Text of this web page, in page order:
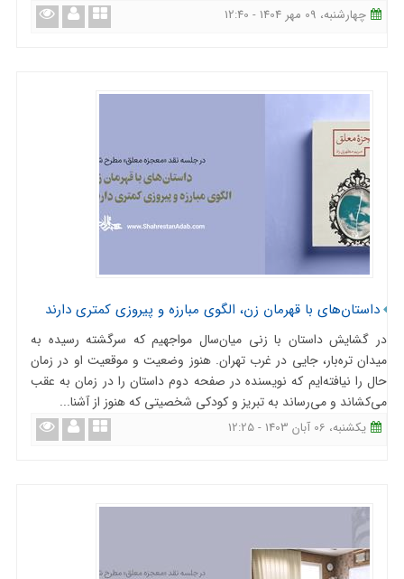
چهارشنبه، 09 مهر 1404 - 12:40
داستان‌های با قهرمان زن، الگوی مبارزه و پیروزی کمتری دارند
در گشایش داستان با زنی میان‌سال مواجهیم که سرگشته‌ رسیده به
میدان تره‌بار، جایی در غرب تهران. هنوز وضعیت و موقعیت او در زمان
حال را نیافته‌ایم که نویسنده در صفحه دوم داستان را در زمان به عقب
می‌کشاند و می‌رساند به تبریز و کودکی شخصیتی که هنوز از آشنا...
یکشنبه، 06 آبان 1403 - 12:25